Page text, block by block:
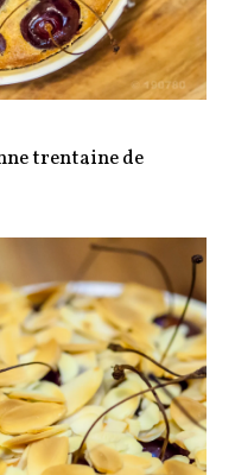
trentaine de